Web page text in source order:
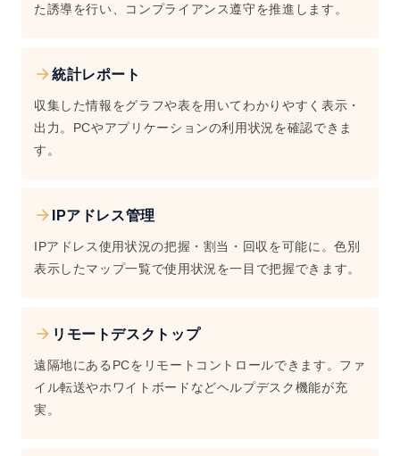
た誘導を行い、コンプライアンス遵守を推進します。
統計レポート
収集した情報をグラフや表を用いてわかりやすく表示・
出力。PCやアプリケーションの利用状況を確認できま
す。
IPアドレス管理
IPアドレス使用状況の把握・割当・回収を可能に。色別
表示したマップ一覧で使用状況を一目で把握できます。
リモートデスクトップ
遠隔地にあるPCをリモートコントロールできます。ファ
イル転送やホワイトボードなどヘルプデスク機能が充
実。